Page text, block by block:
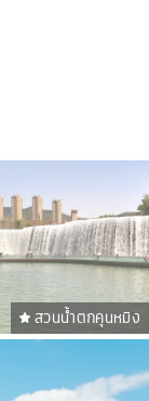
สวนน้ำตกคุนหมิง